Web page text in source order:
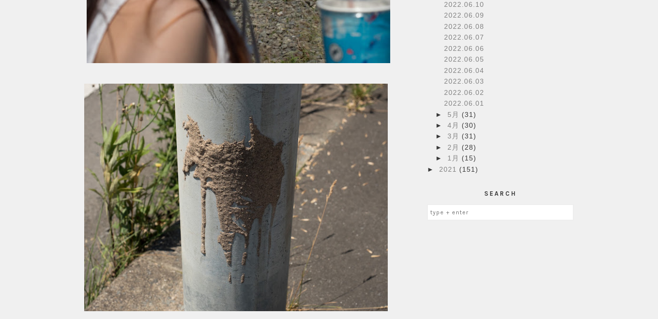
2022.06.10
2022.06.09
2022.06.08
2022.06.07
2022.06.06
2022.06.05
2022.06.04
2022.06.03
2022.06.02
2022.06.01
► 5月 (31)
► 4月 (30)
► 3月 (31)
► 2月 (28)
► 1月 (15)
► 2021 (151)
SEARCH